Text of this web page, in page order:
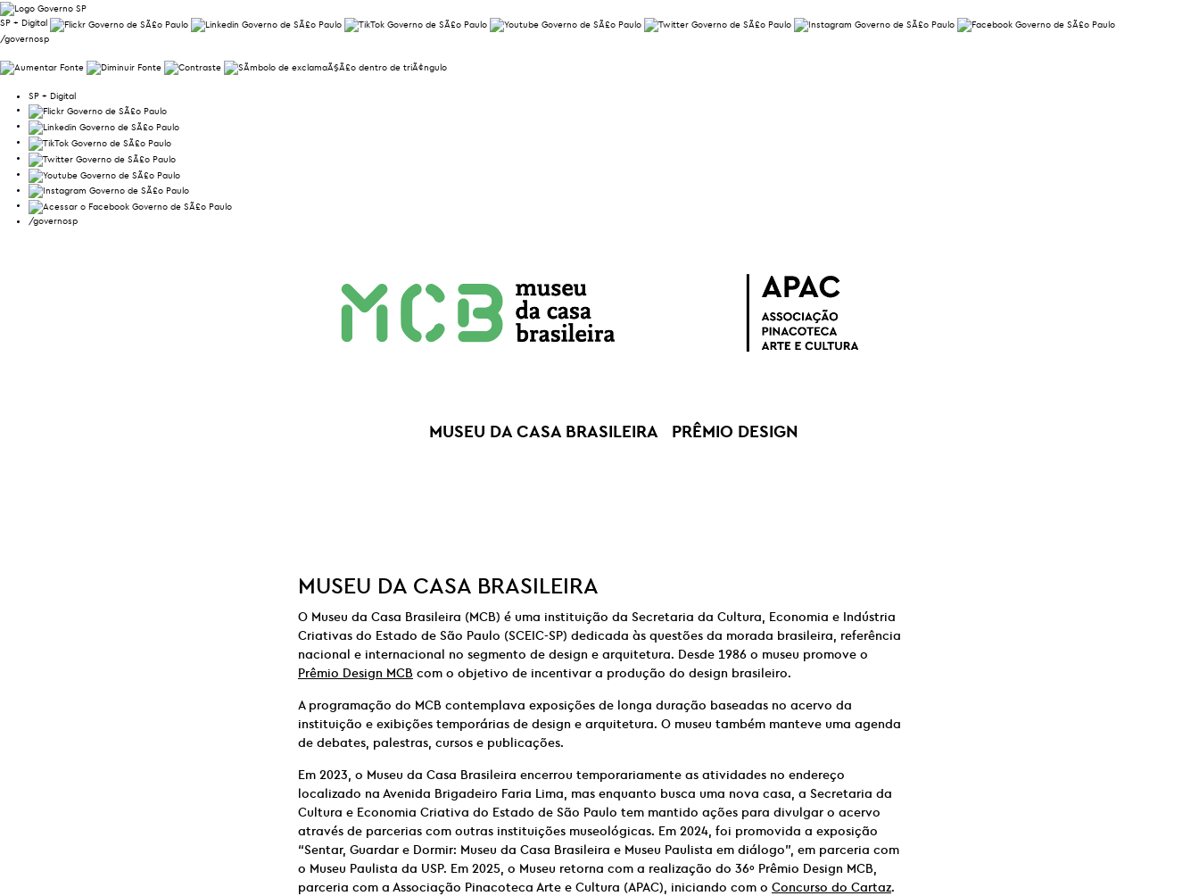
SP + Digital
/governosp
SP + Digital
/governosp
MUSEU DA CASA BRASILEIRA PRÊMIO DESIGN
MUSEU DA CASA BRASILEIRA
O Museu da Casa Brasileira (MCB) é uma instituição da Secretaria da Cultura, Economia e Indústria
Criativas do Estado de São Paulo (SCEIC-SP) dedicada às questões da morada brasileira, referência
nacional e internacional no segmento de design e arquitetura. Desde 1986 o museu promove o
Prêmio Design MCB com o objetivo de incentivar a produção do design brasileiro.
A programação do MCB contemplava exposições de longa duração baseadas no acervo da
instituição e exibições temporárias de design e arquitetura. O museu também manteve uma agenda
de debates, palestras, cursos e publicações.
Em 2023, o Museu da Casa Brasileira encerrou temporariamente as atividades no endereço
localizado na Avenida Brigadeiro Faria Lima, mas enquanto busca uma nova casa, a Secretaria da
Cultura e Economia Criativa do Estado de São Paulo tem mantido ações para divulgar o acervo
através de parcerias com outras instituições museológicas. Em 2024, foi promovida a exposição
“Sentar, Guardar e Dormir: Museu da Casa Brasileira e Museu Paulista em diálogo”, em parceria com
o Museu Paulista da USP. Em 2025, o Museu retorna com a realização do 36º Prêmio Design MCB,
parceria com a Associação Pinacoteca Arte e Cultura (APAC), iniciando com o Concurso do Cartaz.